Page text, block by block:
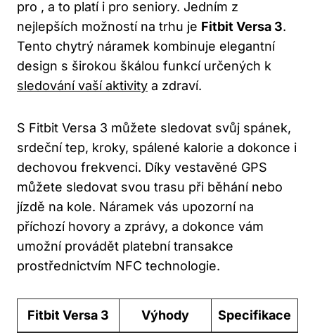
‍pro ⁢,​ a to ​platí i pro seniory. ​Jedním z
nejlepších možností ⁤na ⁣trhu je‌ Fitbit Versa 3.
Tento chytrý náramek kombinuje elegantní
design s širokou škálou funkcí určených k
sledování vaší aktivity a zdraví.
S​ Fitbit Versa 3⁢ můžete sledovat svůj spánek,
srdeční tep, kroky, spálené ​kalorie a dokonce ⁢i
dechovou frekvenci. Díky vestavěné ‌GPS ​
můžete sledovat svou trasu při⁤ běhání‌ nebo
jízdě‍ na kole.⁣ Náramek‌ vás upozorní na⁣
příchozí hovory⁤ a zprávy, ‍a dokonce vám
umožní provádět platební transakce
prostřednictvím NFC⁤ technologie.
Fitbit Versa 3 Výhody Specifikace